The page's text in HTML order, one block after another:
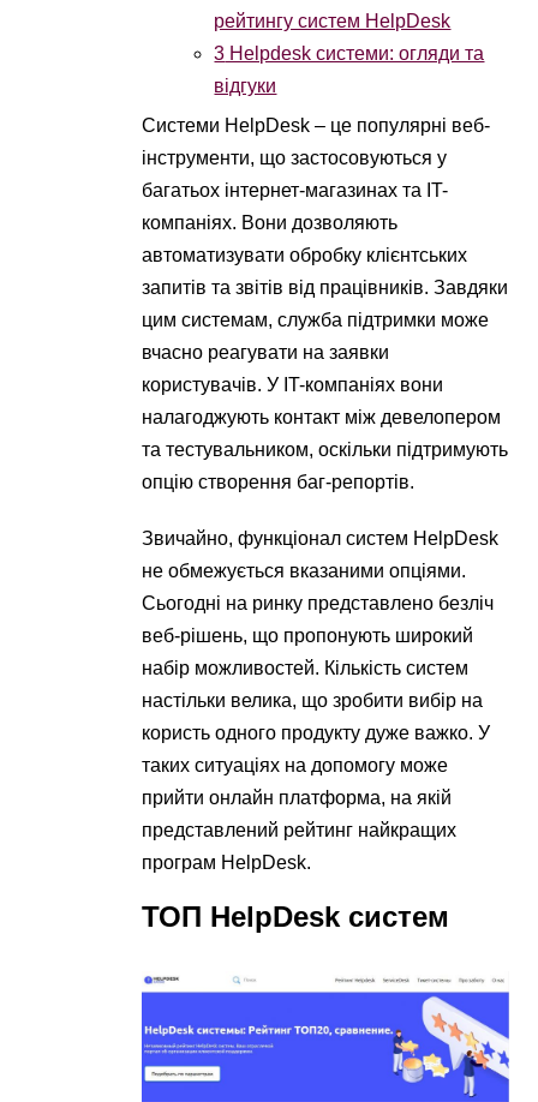
рейтингу систем HelpDesk
3 Helpdesk системи: огляди та
відгуки
Системи HelpDesk – це популярні веб-
інструменти, що застосовуються у
багатьох інтернет-магазинах та IT-
компаніях. Вони дозволяють
автоматизувати обробку клієнтських
запитів та звітів від працівників. Завдяки
цим системам, служба підтримки може
вчасно реагувати на заявки
користувачів. У IT-компаніях вони
налагоджують контакт між девелопером
та тестувальником, оскільки підтримують
опцію створення баг-репортів.
Звичайно, функціонал систем HelpDesk
не обмежується вказаними опціями.
Сьогодні на ринку представлено безліч
веб-рішень, що пропонують широкий
набір можливостей. Кількість систем
настільки велика, що зробити вибір на
користь одного продукту дуже важко. У
таких ситуаціях на допомогу може
прийти онлайн платформа, на якій
представлений рейтинг найкращих
програм HelpDesk.
ТОП HelpDesk систем